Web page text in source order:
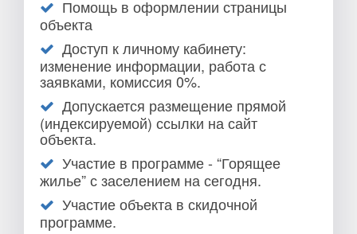
Помощь в оформлении страницы
объекта
Доступ к личному кабинету:
изменение информации, работа с
заявками, комиссия 0%.
Допускается размещение прямой
(индексируемой) ссылки на сайт
объекта.
Участие в программе - “Горящее
жилье” с заселением на сегодня.
Участие объекта в скидочной
программе.